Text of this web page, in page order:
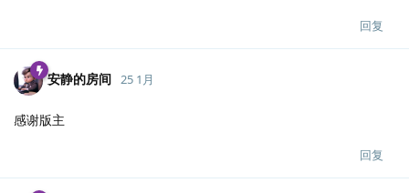
回复
安静的房间 25 1月
感谢版主
回复